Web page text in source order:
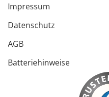
Impressum
Datenschutz
AGB
Batteriehinweise